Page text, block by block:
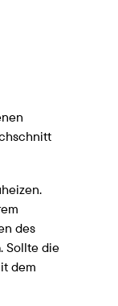
des
. Sollte die
dem